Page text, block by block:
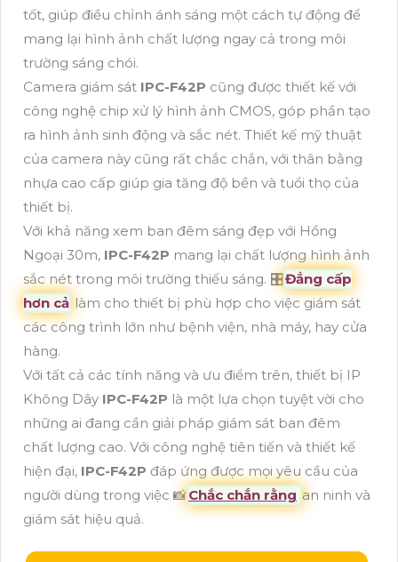
tốt, giúp điều chỉnh ánh sáng một cách tự động để
mang lại hình ảnh chất lượng ngay cả trong môi
trường sáng chói.
Camera giám sát IPC-F42P cũng được thiết kế với
công nghệ chip xử lý hình ảnh CMOS, góp phần tạo
ra hình ảnh sinh động và sắc nét. Thiết kế mỹ thuật
của camera này cũng rất chắc chắn, với thân bằng
nhựa cao cấp giúp gia tăng độ bền và tuổi thọ của
thiết bị.
Với khả năng xem ban đêm sáng đẹp với Hồng
Ngoại 30m, IPC-F42P mang lại chất lượng hình ảnh
sắc nét trong môi trường thiếu sáng. 🎛Đẳng cấp
hơn cả làm cho thiết bị phù hợp cho việc giám sát
các công trình lớn như bệnh viện, nhà máy, hay cửa
hàng.
Với tất cả các tính năng và ưu điểm trên, thiết bị IP
Không Dây IPC-F42P là một lựa chọn tuyệt vời cho
những ai đang cần giải pháp giám sát ban đêm
chất lượng cao. Với công nghệ tiên tiến và thiết kế
hiện đại, IPC-F42P đáp ứng được mọi yêu cầu của
người dùng trong việc 📸Chắc chắn rằng an ninh và
giám sát hiệu quả.